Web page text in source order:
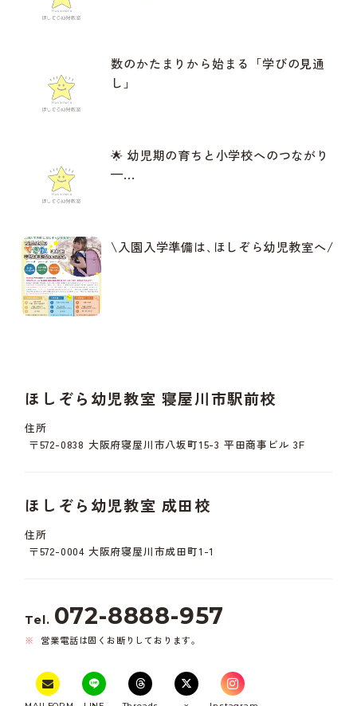
数のかたまりから始まる「学びの見通
し」
🌟 幼児期の育ちと小学校へのつながり
—...
\入園入学準備は､ほしぞら幼児教室へ/
ほしぞら幼児教室 寝屋川市駅前校
住所
〒572-0838 大阪府寝屋川市八坂町15-3 平田商事ビル 3F
ほしぞら幼児教室 成田校
住所
〒572-0004 大阪府寝屋川市成田町1-1
Tel. 072-8888-957
営業電話は固くお断りしております。